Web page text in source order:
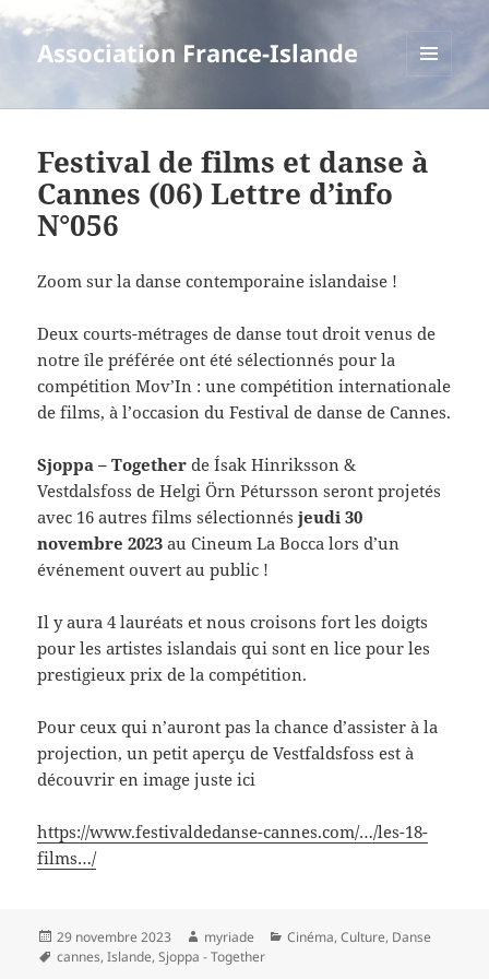
Association France-Islande
Festival de films et danse à
Cannes (06) Lettre d’info
N°056
Zoom sur la danse contemporaine islandaise !
Deux courts-métrages de danse tout droit venus de
notre île préférée ont été sélectionnés pour la
compétition Mov’In : une compétition internationale
de films, à l’occasion du Festival de danse de Cannes.
Sjoppa – Together de Ísak Hinriksson &
Vestdalsfoss de Helgi Örn Pétursson seront projetés
avec 16 autres films sélectionnésjeudi 30
novembre 2023 au Cineum La Bocca lors d’un
événement ouvert au public !
Il y aura 4 lauréats et nous croisons fort les doigts
pour les artistes islandais qui sont en lice pour les
prestigieux prix de la compétition.
Pour ceux qui n’auront pas la chance d’assister à la
projection, un petit aperçu de Vestfaldsfoss est à
découvrir en image juste ici
https://www.festivaldedanse-cannes.com/…/les-18-
films…/
Publié
le
29 novembre 2023 Auteur
myriade Catégories
Cinéma,Culture, Danse
Mots-
cannes,Islande,Sjoppa - Together